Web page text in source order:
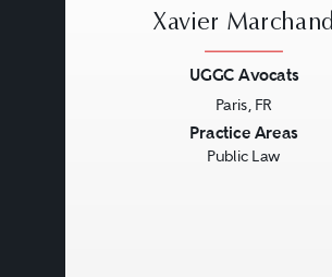
Xavier Marchand
UGGC Avocats
Paris, FR
Practice Areas
Public Law